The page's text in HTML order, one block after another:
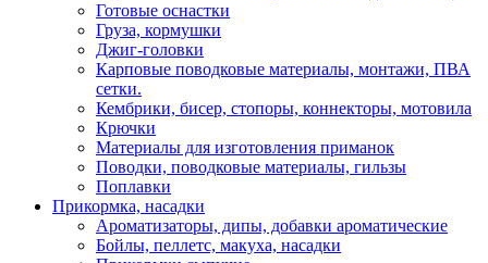
Готовые оснастки
Груза, кормушки
Джиг-головки
Карповые поводковые материалы, монтажи, ПВА
сетки.
Кембрики, бисер, стопоры, коннекторы, мотовила
Крючки
Материалы для изготовления приманок
Поводки, поводковые материалы, гильзы
Поплавки
Прикормка, насадки
Ароматизаторы, дипы, добавки ароматические
Бойлы, пеллетс, макуха, насадки